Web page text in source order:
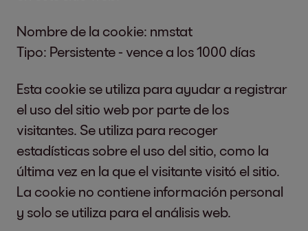
automáticamente que ha estado en nuestro
sitio web y qué entradas y configuraciones
ha realizado, para que no tenga que
ingresarlas nuevamente. Por ejemplo, no
tiene que ingresar sus datos de usuario cada
vez, sino que puede confiar en los datos ya
ingresados al volver a visitar el sitio web. La
base legal para este procesamiento de datos
es el Art. 6, párrafo 1, oración 1, letra a del
RGPD (consentimiento).
de acuerdo con el Art. 77 del GDPR, a
presentar una queja ante una autoridad
ponerse en contacto con la autoridad
supervisora en su lugar de residencia
habitual o lugar de trabajo o en nuestra
sede central.
Nombre de la cookie: nmstat
Tipo: Persistente - vence a los 1000 días
Esta cookie se utiliza para ayudar a registrar
el uso del sitio web por parte de los
visitantes. Se utiliza para recoger
estadísticas sobre el uso del sitio, como la
última vez en la que el visitante visitó el sitio.
La cookie no contiene información personal
y solo se utiliza para el análisis web.